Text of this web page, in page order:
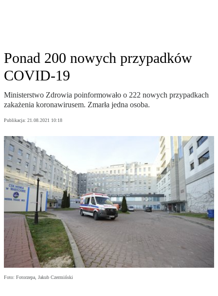
Ponad 200 nowych przypadków
COVID-19
Ministerstwo Zdrowia poinformowało o 222 nowych przypadkach
zakażenia koronawirusem. Zmarła jedna osoba.
Publikacja: 21.08.2021 10:18
Foto: Fotorzepa, Jakub Czermiński